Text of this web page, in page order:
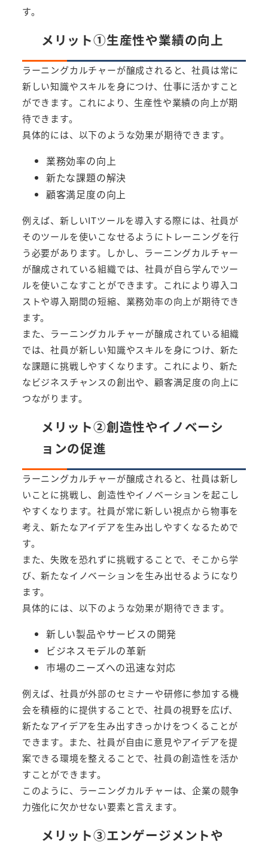
す。
メリット①生産性や業績の向上
ラーニングカルチャーが醸成されると、社員は常に
新しい知識やスキルを身につけ、仕事に活かすこと
ができます。これにより、生産性や業績の向上が期
待できます。
具体的には、以下のような効果が期待できます。
業務効率の向上
新たな課題の解決
顧客満足度の向上
例えば、新しいITツールを導入する際には、社員が
そのツールを使いこなせるようにトレーニングを行
う必要があります。しかし、ラーニングカルチャー
が醸成されている組織では、社員が自ら学んでツー
ルを使いこなすことができます。これにより導入コ
ストや導入期間の短縮、業務効率の向上が期待でき
ます。
また、ラーニングカルチャーが醸成されている組織
では、社員が新しい知識やスキルを身につけ、新た
な課題に挑戦しやすくなります。これにより、新た
なビジネスチャンスの創出や、顧客満足度の向上に
つながります。
メリット②創造性やイノベーシ
ョンの促進
ラーニングカルチャーが醸成されると、社員は新し
いことに挑戦し、創造性やイノベーションを起こし
やすくなります。社員が常に新しい視点から物事を
考え、新たなアイデアを生み出しやすくなるためで
す。
また、失敗を恐れずに挑戦することで、そこから学
び、新たなイノベーションを生み出せるようになり
ます。
具体的には、以下のような効果が期待できます。
新しい製品やサービスの開発
ビジネスモデルの革新
市場のニーズへの迅速な対応
例えば、社員が外部のセミナーや研修に参加する機
会を積極的に提供することで、社員の視野を広げ、
新たなアイデアを生み出すきっかけをつくることが
できます。また、社員が自由に意見やアイデアを提
案できる環境を整えることで、社員の創造性を活か
すことができます。
このように、ラーニングカルチャーは、企業の競争
力強化に欠かせない要素と言えます。
メリット③エンゲージメントや